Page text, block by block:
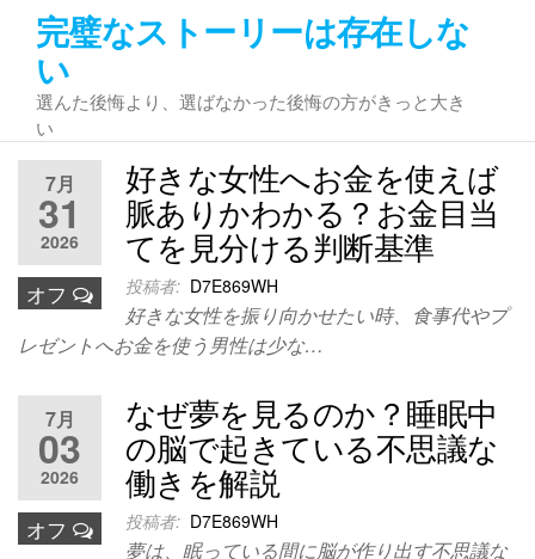
完璧なストーリーは存在しな
い
選んた後悔より、選ばなかった後悔の方がきっと大き
い
7月
31
2026
オフ
好きな女性へお金を使えば
脈ありかわかる？お金目当
てを見分ける判断基準
投稿者: D7E869WH
好きな女性を振り向かせたい時、食事代やプ
レゼントへお金を使う男性は少な…
7月
03
2026
オフ
なぜ夢を見るのか？睡眠中
の脳で起きている不思議な
働きを解説
投稿者: D7E869WH
夢は、眠っている間に脳が作り出す不思議な